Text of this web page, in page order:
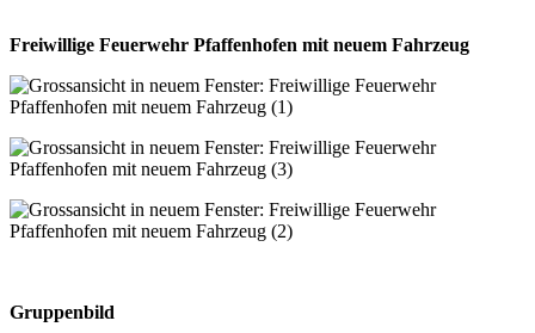
Freiwillige Feuerwehr Pfaffenhofen mit neuem Fahrzeug
Gruppenbild